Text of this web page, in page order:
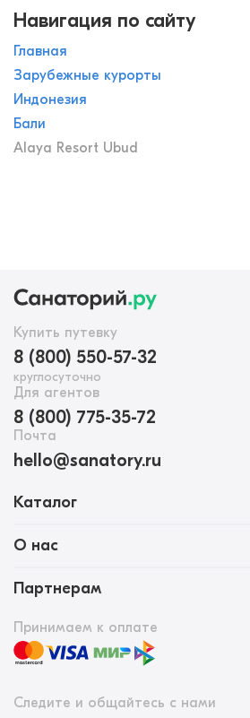
Навигация по сайту
Главная
Зарубежные курорты
Индонезия
Бали
Alaya Resort Ubud
Купить путевку
8 (800) 550-57-32
круглосуточно
Для агентов
8 (800) 775-35-72
Почта
hello@sanatory.ru
Каталог
О нас
Партнерам
Принимаем к оплате
Следите и общайтесь с нами